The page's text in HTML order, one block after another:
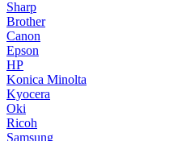
Sharp
Brother
Canon
Epson
HP
Konica Minolta
Kyocera
Oki
Ricoh
Samsung